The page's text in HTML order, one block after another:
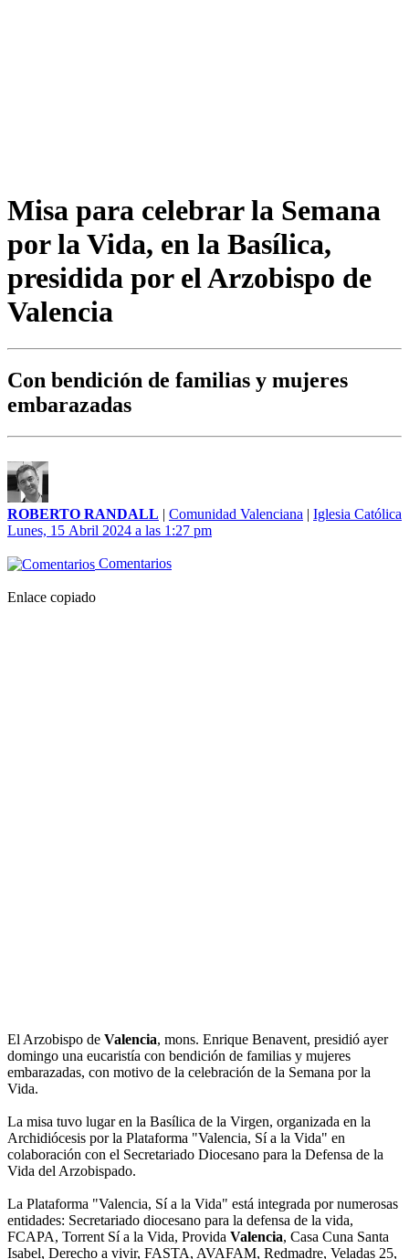
Misa para celebrar la Semana
por la Vida, en la Basílica,
presidida por el Arzobispo de
Valencia
Con bendición de familias y mujeres
embarazadas
ROBERTO RANDALL | Comunidad Valenciana | Iglesia Católica
Lunes, 15 Abril 2024 a las 1:27 pm
Comentarios
Enlace copiado
El Arzobispo de Valencia, mons. Enrique Benavent, presidió ayer
domingo una eucaristía con bendición de familias y mujeres
embarazadas, con motivo de la celebración de la Semana por la
Vida.
La misa tuvo lugar en la Basílica de la Virgen, organizada en la
Archidiócesis por la Plataforma "Valencia, Sí a la Vida" en
colaboración con el Secretariado Diocesano para la Defensa de la
Vida del Arzobispado.
La Plataforma "Valencia, Sí a la Vida" está integrada por numerosas
entidades: Secretariado diocesano para la defensa de la vida,
FCAPA, Torrent Sí a la Vida, Provida Valencia, Casa Cuna Santa
Isabel, Derecho a vivir, FASTA, AVAFAM, Redmadre, Veladas 25,